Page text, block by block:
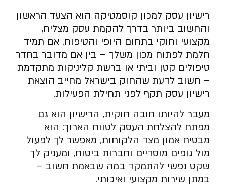
רישיון עסק למכון קוסמטיקה הוא הצעד הראשון
והחשוב ביותר בדרך להקמת עסק מצליח,
מקצועי וחוקי בתחום היופי והטיפוח. אם תמיד
חלמת לפתוח מכון משלך – בין אם מדובר בחדר
טיפולים קטן וביתי או ברשת קליניקות מתקדמת
– חשוב לדעת שהחוק בישראל מחייב הוצאת
רישיון עסק תקף לפני תחילת הפעילות.
מעבר להיותו חובה חוקית, הרישיון הוא גם
מפתח להצלחת העסק לטווח הארוך: הוא
מבטיח אמון מצד הלקוחות, מאפשר לך לפעול
מול גופים מוסדיים וחברות ביטוח, ומעניק לך
שקט נפשי להתמקד במה שבאמת חשוב –
במתן שירות מקצועי ואיכותי.